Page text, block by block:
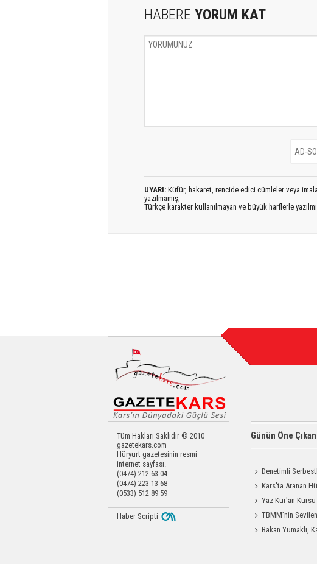
HABERE YORUM KAT
UYARI: Küfür, hakaret, rencide edici cümleler veya
yazılmamış,
Türkçe karakter kullanılmayan ve büyük harflerle
Tüm Hakları Saklıdır © 2010
gazetekars.com
Hüryurt gazetesinin resmi
internet sayfası.
(0474) 212 63 04
(0474) 223 13 68
(0533) 512 89 59
Günün Öne
Denetimli
Okula Temizlik
Kars'ta Aranan
Operasyonuyla
Yaz Kur'an
Coşkusu Yaşadı
TBMM’nin
Durdağı Yıldırım’ın
Bakan Yumaklı,
Haber Scripti